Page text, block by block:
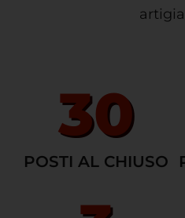
POSTI AL CHIUSO
30